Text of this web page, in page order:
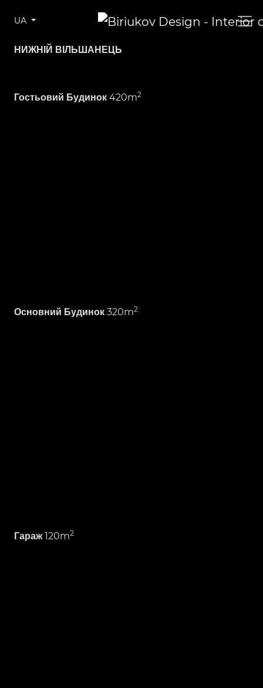
UA
НИЖНІЙ ВІЛЬШАНЕЦЬ
Гостьовий Будинок 420m2
Основний Будинок 320m2
Гараж120m2